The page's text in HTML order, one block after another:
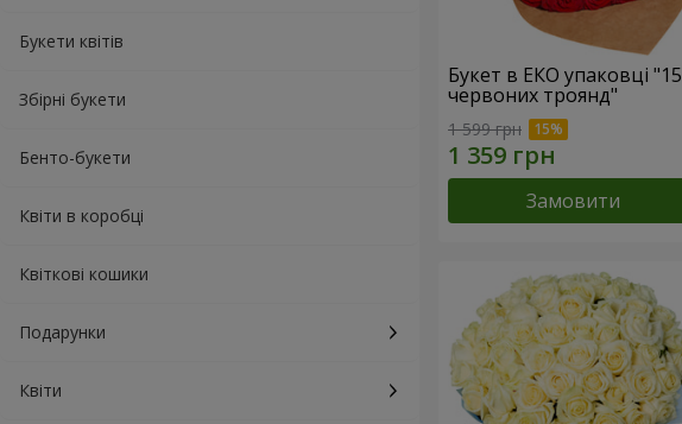
Букети квітів
Збірні букети
Бенто-букети
Квіти в коробці
Квіткові кошики
Подарунки
Квіти
Букет в ЕКО упаковці "15
червоних троянд"
1 599 грн
Замовити